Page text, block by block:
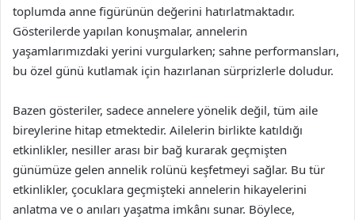
toplumda anne figürünün değerini hatırlatmaktadır.
Gösterilerde yapılan konuşmalar, annelerin
yaşamlarımızdaki yerini vurgularken; sahne performansları,
bu özel günü kutlamak için hazırlanan sürprizlerle doludur.
Bazen gösteriler, sadece annelere yönelik değil, tüm aile
bireylerine hitap etmektedir. Ailelerin birlikte katıldığı
etkinlikler, nesiller arası bir bağ kurarak geçmişten
günümüze gelen annelik rolünü keşfetmeyi sağlar. Bu tür
etkinlikler, çocuklara geçmişteki annelerin hikayelerini
anlatma ve o anıları yaşatma imkânı sunar. Böylece,